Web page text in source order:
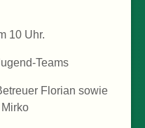
10 Uhr.
Teams
Florian sowie